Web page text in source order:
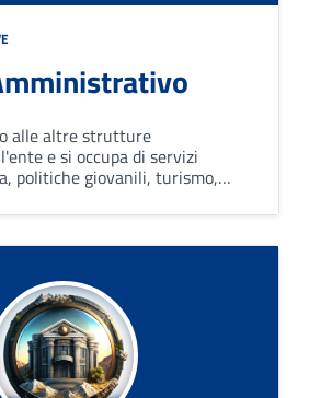
alle altre strutture
e si occupa di servizi
politiche giovanili, turismo,